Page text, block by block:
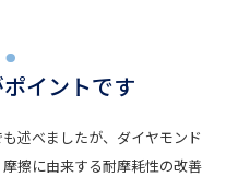
イントです
述べましたが、ダイヤモンド
擦に由来する耐摩耗性の改善